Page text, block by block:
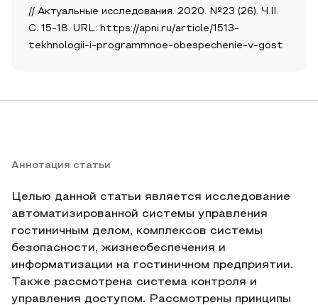
// Актуальные исследования. 2020. №23 (26). Ч.II.
С. 15-18. URL: https://apni.ru/article/1513-
tekhnologii-i-programmnoe-obespechenie-v-gost
Аннотация статьи
Целью данной статьи является исследование
автоматизированной системы управления
гостиничным делом, комплексов системы
безопасности, жизнеобеспечения и
информатизации на гостиничном предприятии.
Также рассмотрена система контроля и
управления доступом. Рассмотрены принципы